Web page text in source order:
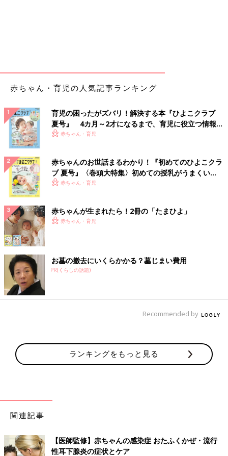
赤ちゃん・育児の人気記事ランキング
育児の困ったがズバリ！解決する本『ひよこクラブ
夏号』 4カ月～2才になるまで、育児に役立つ情報が
いっぱい！
赤ちゃん・育児
赤ちゃんのお世話まるわかり！『初めてのひよこクラ
ブ 夏号』〈巻頭大特集〉初めての授乳がうまくい
く！ おっぱい・ミルクの基本と夏のトラブル 解決テ
赤ちゃん・育児
赤ちゃんが生まれたら！2冊の「たまひよ」
赤ちゃん・育児
お墓の撤去にいくらかかる？墓じまい費用
PR(くらしの話題)
Recommended by
ランキングをもっと見る
関連記事
【医師監修】赤ちゃんの感染症 おたふくかぜ・流行
性耳下腺炎の症状とケア